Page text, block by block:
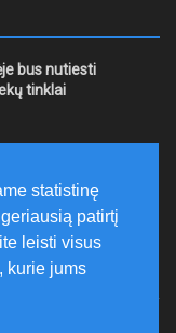
bus nutiesti
tinklai
statistinę
patirtį
leisti visus
kurie jums